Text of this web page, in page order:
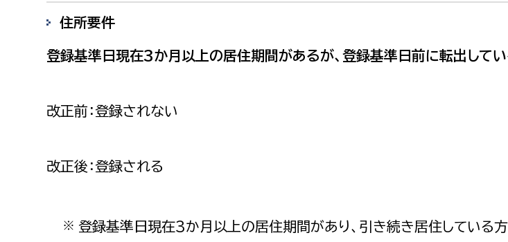
市議会
健康づくり課
建設政策課
道水路整備課
建築課
住所要件
登録基準日現在3か月以上の居住期間があるが、登録基準日前に転出して
改正前：登録されない
改正後：登録される
※ 登録基準日現在3か月以上の居住期間があり、引き続き居住している方